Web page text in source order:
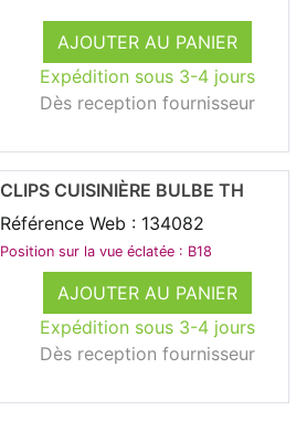
AJOUTER AU PANIER
Expédition sous 3-4 jours
Dès reception fournisseur
AJOUTER AU PANIER
Expédition sous 3-4 jours
Dès reception fournisseur
CLIPS CUISINIÈRE BULBE TH
Référence Web : 134082
Position sur la vue éclatée : B18